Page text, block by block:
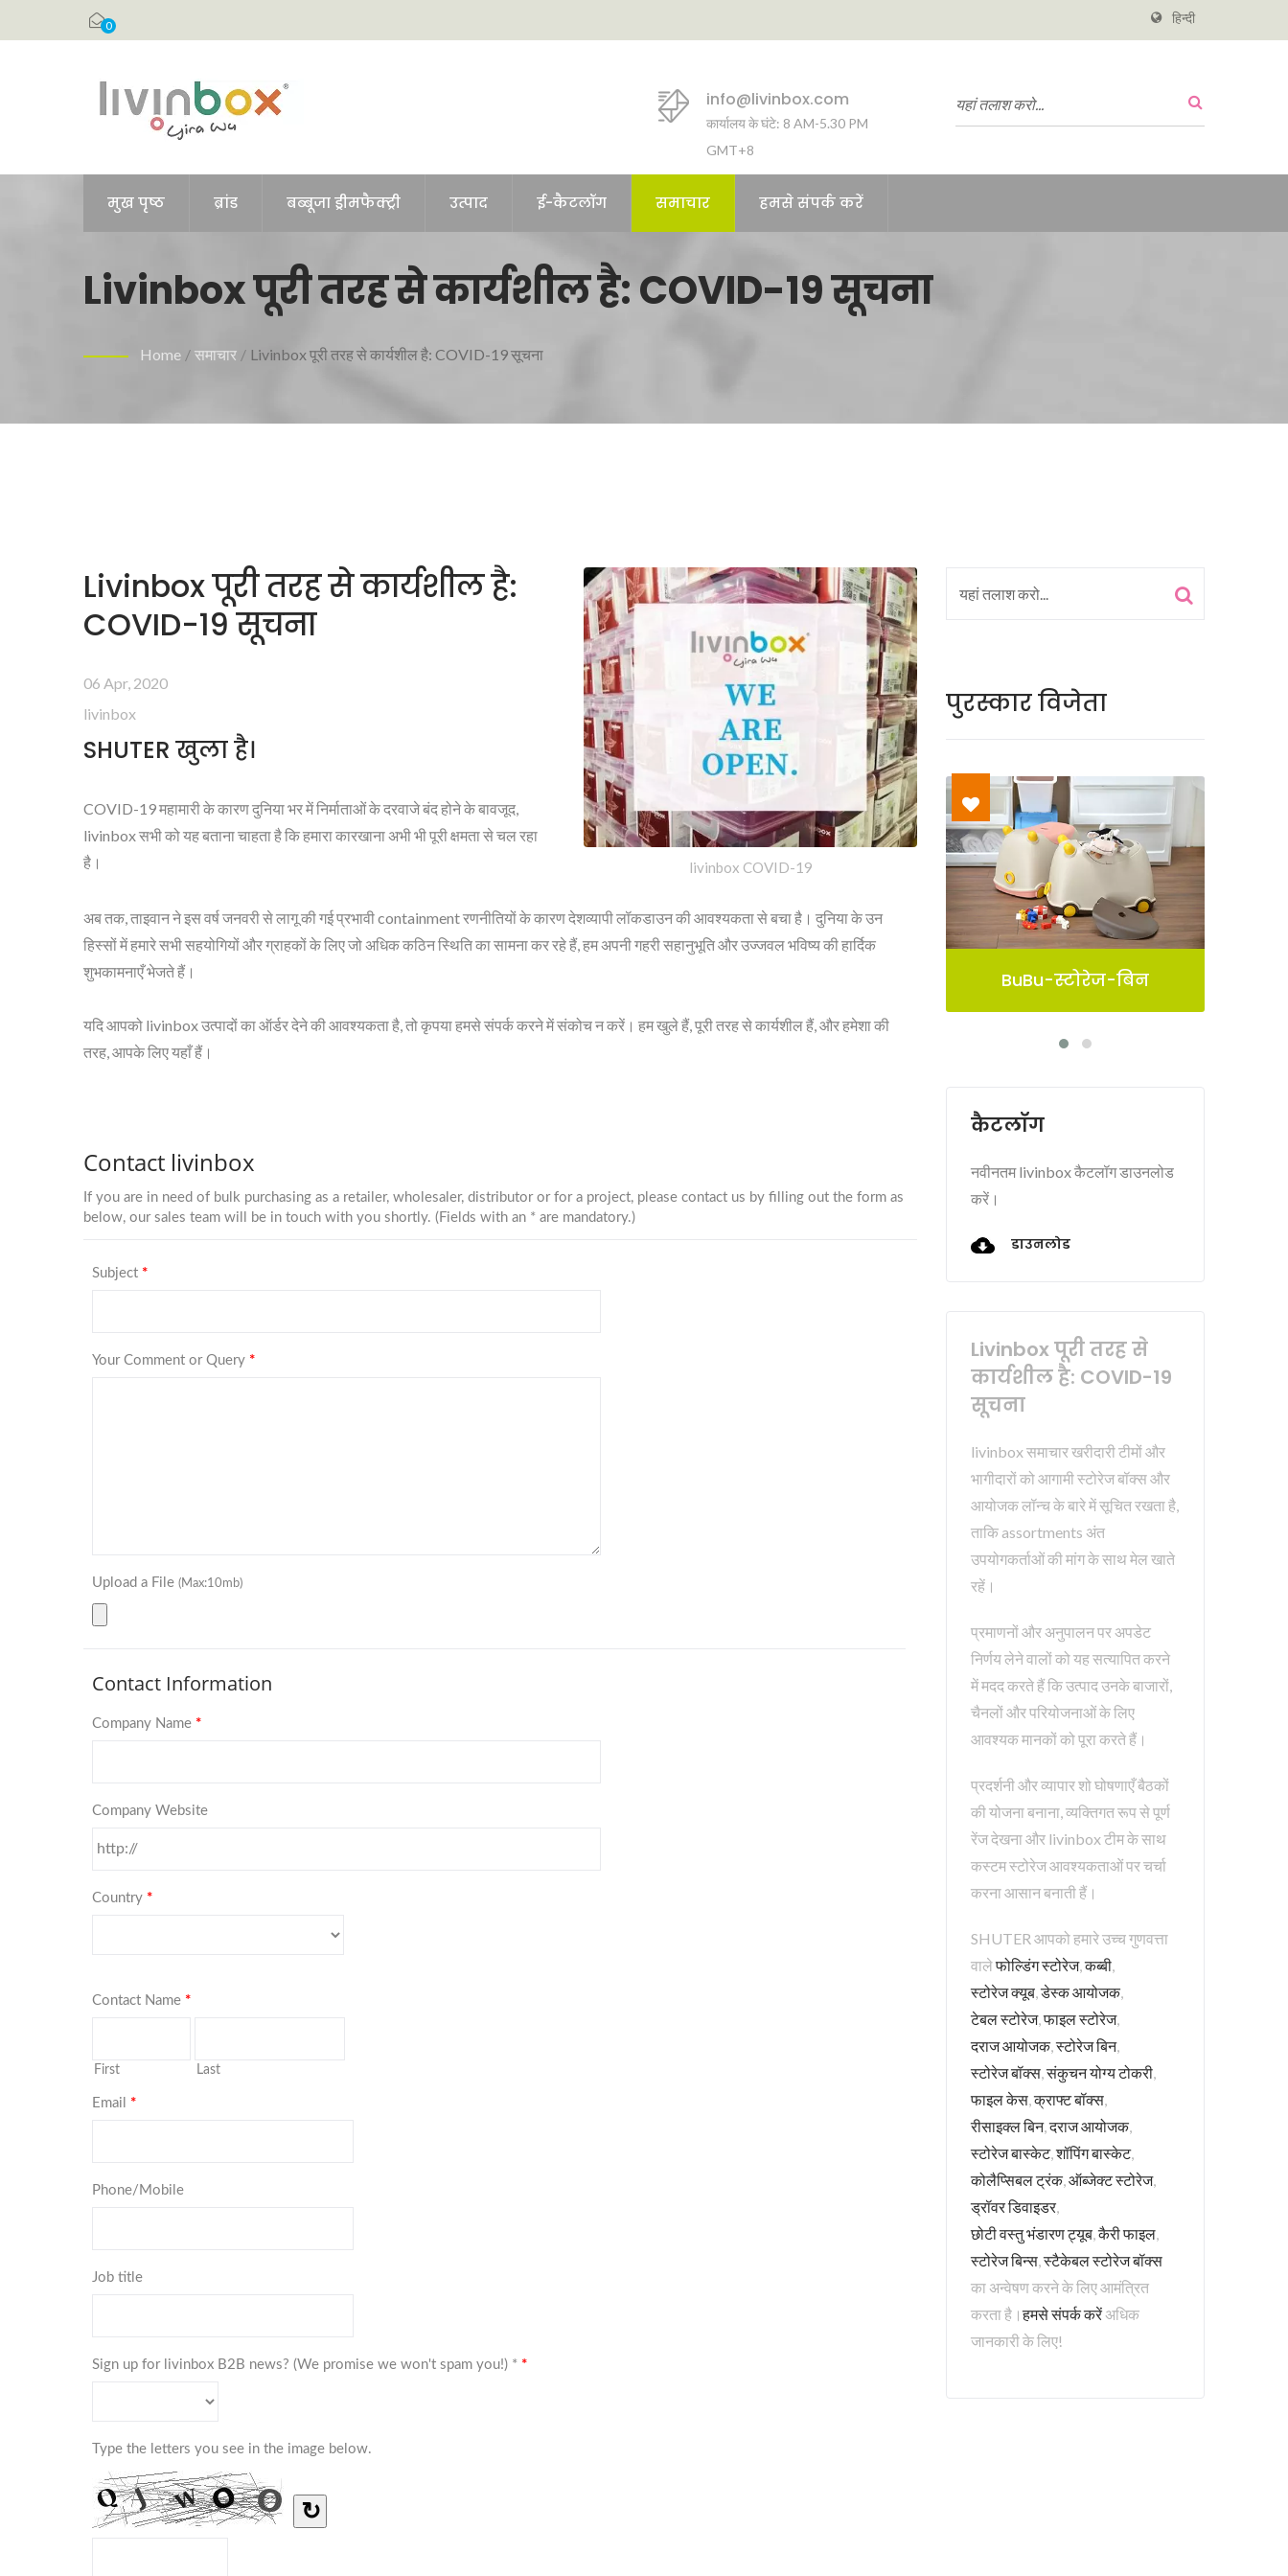
0 हिन्दी
info@livinbox.com
कार्यालय के घंटे: 8 AM-5.30 PM
GMT+8
मुख पृष्ठ ब्रांड बब्बूजा ड्रीमफैक्ट्री उत्पाद ई-कैटलॉग समाचार हमसे संपर्क करें
Livinbox पूरी तरह से कार्यशील है: COVID-19 सूचना
Home / समाचार / Livinbox पूरी तरह से कार्यशील है: COVID-19 सूचना
livinbox COVID-19
Livinbox पूरी तरह से कार्यशील है:
COVID-19 सूचना
06 Apr, 2020
livinbox
SHUTER खुला है।
COVID-19 महामारी के कारण दुनिया भर में निर्माताओं के दरवाजे बंद होने के बावजूद,
livinbox सभी को यह बताना चाहता है कि हमारा कारखाना अभी भी पूरी क्षमता से चल रहा
है।
अब तक, ताइवान ने इस वर्ष जनवरी से लागू की गई प्रभावी containment रणनीतियों के कारण देशव्यापी लॉकडाउन की आवश्यकता से बचा है। दुनिया के उन
हिस्सों में हमारे सभी सहयोगियों और ग्राहकों के लिए जो अधिक कठिन स्थिति का सामना कर रहे हैं, हम अपनी गहरी सहानुभूति और उज्जवल भविष्य की हार्दिक
शुभकामनाएँ भेजते हैं।
यदि आपको livinbox उत्पादों का ऑर्डर देने की आवश्यकता है, तो कृपया हमसे संपर्क करने में संकोच न करें। हम खुले हैं, पूरी तरह से कार्यशील हैं, और हमेशा की
तरह, आपके लिए यहाँ हैं।
पुरस्कार विजेता
BuBu-स्टोरेज-बिन पेलिकन स्टोरेज बिन
कैटलॉग
नवीनतम livinbox कैटलॉग डाउनलोड
करें।
डाउनलोड
Livinbox पूरी तरह से
कार्यशील है: COVID-19
सूचना
livinbox समाचार खरीदारी टीमों और
भागीदारों को आगामी स्टोरेज बॉक्स और
आयोजक लॉन्च के बारे में सूचित रखता है,
ताकि assortments अंत
उपयोगकर्ताओं की मांग के साथ मेल खाते
रहें।
प्रमाणनों और अनुपालन पर अपडेट
निर्णय लेने वालों को यह सत्यापित करने
में मदद करते हैं कि उत्पाद उनके बाजारों,
चैनलों और परियोजनाओं के लिए
आवश्यक मानकों को पूरा करते हैं।
प्रदर्शनी और व्यापार शो घोषणाएँ बैठकों
की योजना बनाना, व्यक्तिगत रूप से पूर्ण
रेंज देखना और livinbox टीम के साथ
कस्टम स्टोरेज आवश्यकताओं पर चर्चा
करना आसान बनाती हैं।
SHUTER आपको हमारे उच्च गुणवत्ता
वालेफोल्डिंग स्टोरेज,कब्बी,
स्टोरेज क्यूब,डेस्क आयोजक,
टेबल स्टोरेज,फाइल स्टोरेज,
दराज आयोजक,स्टोरेज बिन,
स्टोरेज बॉक्स,संकुचन योग्य टोकरी,
फाइल केस,क्राफ्ट बॉक्स,
रीसाइक्ल बिन,दराज आयोजक,
स्टोरेज बास्केट,शॉपिंग बास्केट,
कोलैप्सिबल ट्रंक,ऑब्जेक्ट स्टोरेज,
ड्रॉवर डिवाइडर,
छोटी वस्तु भंडारण ट्यूब,कैरी फाइल,
स्टोरेज बिन्स,स्टैकेबल स्टोरेज बॉक्स
का अन्वेषण करने के लिए आमंत्रित
करता है।हमसे संपर्क करेंअधिक
जानकारी के लिए!